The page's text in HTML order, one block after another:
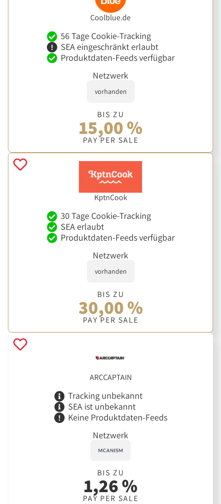
Coolblue.de
56 Tage Cookie-Tracking
SEA eingeschränkt erlaubt
Produktdaten-Feeds verfügbar
Netzwerk
vorhanden
BIS ZU
15,00 %
PAY PER SALE
KptnCook
30 Tage Cookie-Tracking
SEA erlaubt
Produktdaten-Feeds verfügbar
Netzwerk
vorhanden
BIS ZU
30,00 %
PAY PER SALE
ARCCAPTAIN
Tracking unbekannt
SEA ist unbekannt
Keine Produktdaten-Feeds
Netzwerk
BIS ZU
1,26 %
PAY PER SALE